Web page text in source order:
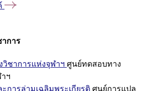
การ
ชาการแห่งจุฬาฯ ศูนย์ทดสอบทาง
ฯ
การล่ามเฉลิมพระเกียรติ ศูนย์การแปล